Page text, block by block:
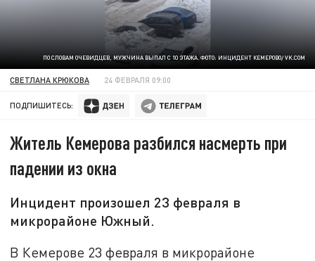
ПО СЛОВАМ ОЧЕВИДЦЕВ, МУЖЧИНА ВЫПАЛ С 10 ЭТАЖА. ФОТО: ИНЦИДЕНТ КЕМЕРОВО/ VK.COM
СВЕТЛАНА КРЮКОВА 24 ФЕВРАЛЯ 09:00
ПОДПИШИТЕСЬ:
Житель Кемерова разбился насмерть при
падении из окна
Инцидент произошел 23 февраля в
микрорайоне Южный.
В Кемерове 23 февраля в микрорайоне